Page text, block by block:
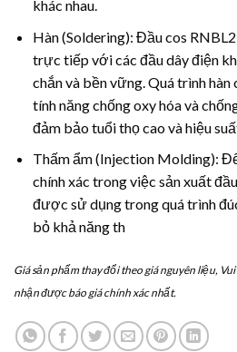
khác nhau.
Hàn (Soldering): Đầu cos
trực tiếp với các đầu dây điện
chắn và bền vững. Quá trình
tính năng chống oxy hóa và
đảm bảo tuổi thọ cao và hiệu
Thấm ẩm (Injection Molding):
chính xác trong việc sản xuất
được sử dụng trong quá trình
bỏ khả năng th
Giá sản phẩm thay đổi theo giá nguyên liệu,
nhận được báo giá chính xác nhất.